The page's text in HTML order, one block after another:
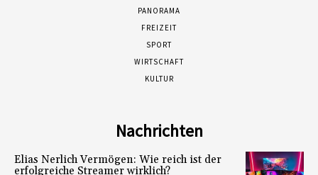
PANORAMA
FREIZEIT
SPORT
WIRTSCHAFT
KULTUR
Nachrichten
Elias Nerlich Vermögen: Wie reich ist der
erfolgreiche Streamer wirklich?